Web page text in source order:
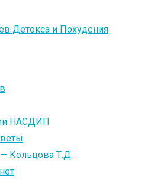
НАСДИП
Кольцова Т.Д.